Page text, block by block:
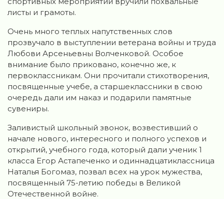
листы и грамоты.
Очень много теплых напутственных слов
прозвучало в выступлении ветерана войны и труда
Любови Арсеньевны Волченковой. Особое
внимание было приковано, конечно же, к
первоклассникам. Они прочитали стихотворения,
посвященные учебе, а старшеклассники в свою
очередь дали им наказ и подарили памятные
сувениры.
Заливистый школьный звонок, возвестивший о
начале нового, интересного и полного успехов и
открытий, учебного года, который дали ученик 1
класса Егор Астапеченко и одиннадцатиклассница
Наталья Богомаз, позвал всех на урок мужества,
посвященный 75-летию победы в Великой
Отечественной войне.